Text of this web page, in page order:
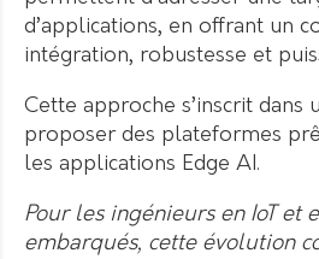
d’applications, en offrant un
intégration, robustesse et
Cette approche s’inscrit dans
proposer des plateformes
les applications Edge AI.
Pour les ingénieurs en IoT et
embarqués, cette évolution